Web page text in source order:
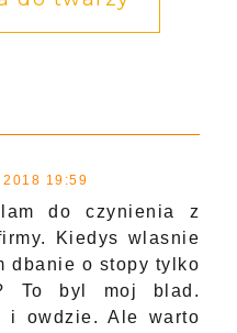
2018 19:59
do czynienia z
Kiedys wlasnie
dbanie o stopy tylko
To byl moj blad.
i owdzie. Ale warto